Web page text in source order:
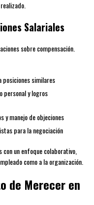
Salariales
sobre compensación.
posiciones similares
personal y logros
y manejo de objeciones
para la negociación
un enfoque colaborativo,
como a la organización.
de Merecer en